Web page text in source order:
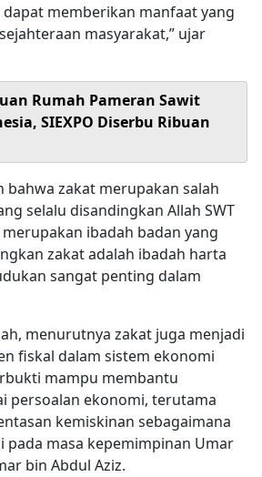
memberikan manfaat yang
masyarakat,” ujar
Rumah Pameran Sawit
SIEXPO Diserbu Ribuan
bahwa zakat merupakan salah
selalu disandingkan Allah SWT
ibadah badan yang
zakat adalah ibadah harta
sangat penting dalam
menurutnya zakat juga menjadi
fiskal dalam sistem ekonomi
mampu membantu
persoalan ekonomi, terutama
kemiskinan sebagaimana
pada masa kepemimpinan Umar
bin Abdul Aziz.